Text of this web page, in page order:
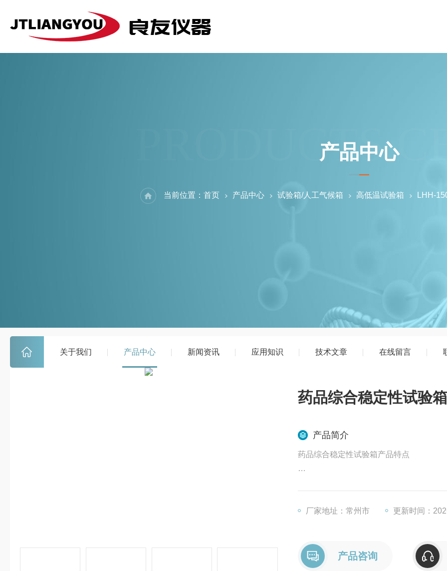
关于我们 产品中心 新闻资讯 应用知识 技术文章 在线留言
PRODUCTS
产品中心
当前位置： 首页 产品中心 试验箱/人工气候箱 高低温试验箱 LHH-
药品综合稳定性试验箱
产品简介
药品综合稳定性试验箱产品特点
2调节方式，平衡式调温调湿方式，保证
4数据处理，适时数据打印记录方式。
厂家地址：常州市 更新时间：
产品咨询